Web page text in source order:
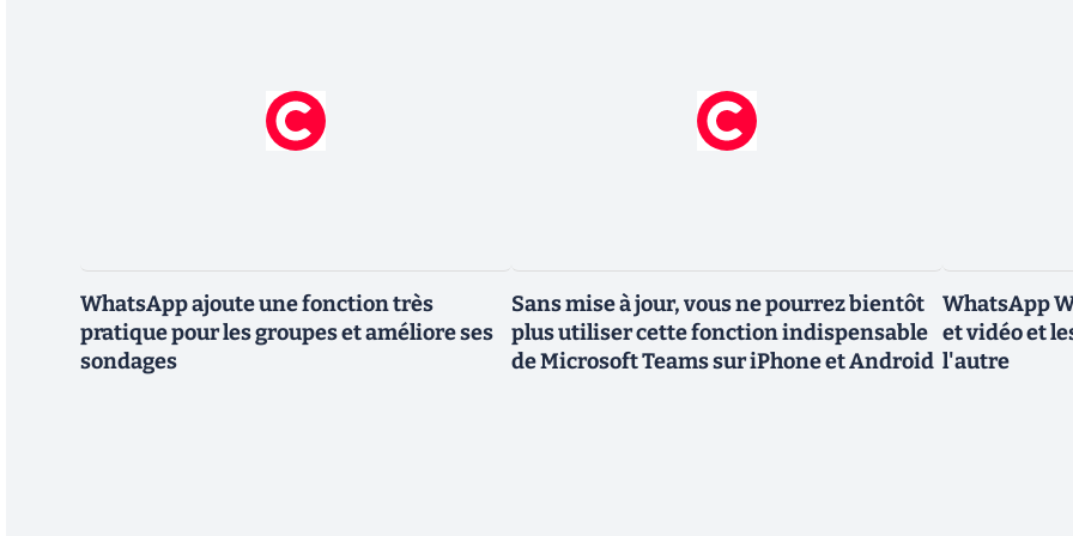
WhatsApp ajoute une fonction très
pratique pour les groupes et améliore ses
sondages
Sans mise à jour, vous ne pourrez bientôt
plus utiliser cette fonction indispensable
de Microsoft Teams sur iPhone et Android
WhatsApp
et vidéo et
l'autre